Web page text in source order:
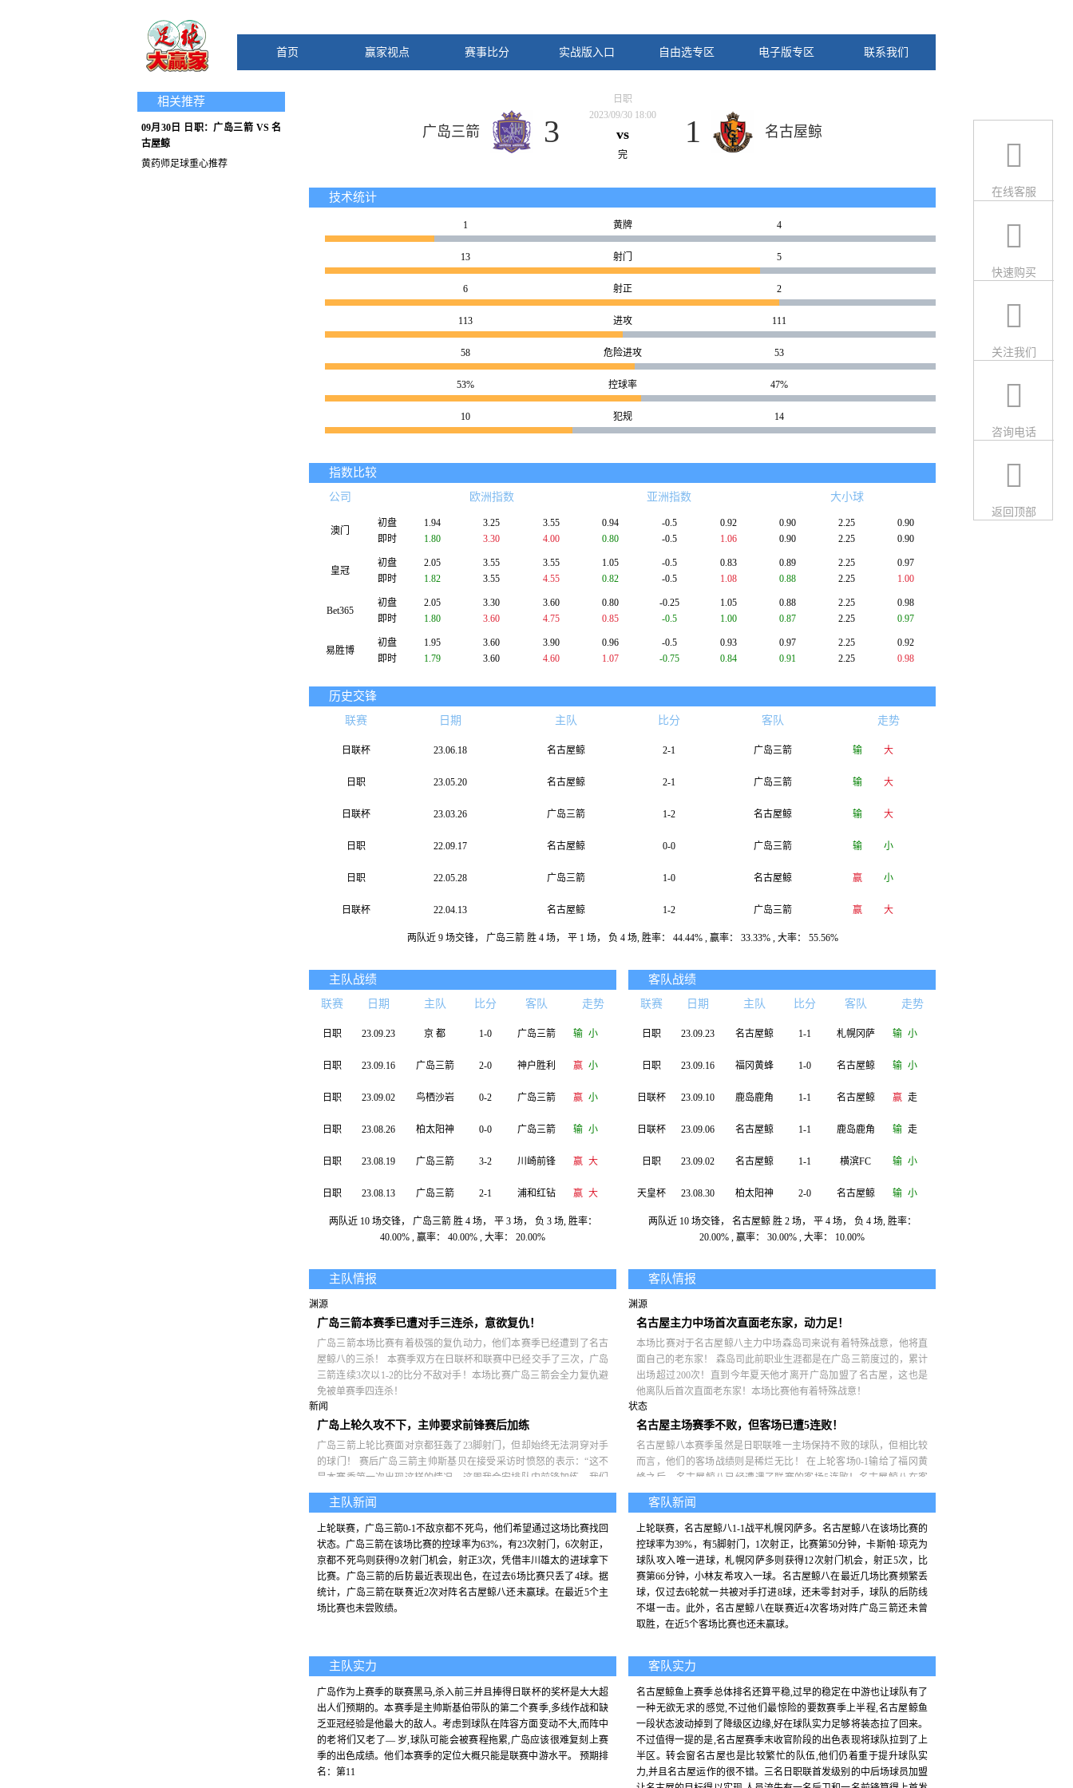
首页 赢家视点 赛事比分 实战版入口 自由选专区 电子版专区 联系我们
相关推荐
黄药师足球重心推荐
09月30日 日职：广岛三箭 VS 名
古屋鲸
日职
2023/09/30 18:00
vs
完
3
广岛三箭 1 名古屋鲸
技术统计
1 黄牌 4
13 射门 5
6 射正 2
113 进攻 111
58 危险进攻 53
53% 控球率 47%
10 犯规 14
指数比较
公司 欧洲指数 亚洲指数 大小球
澳门
初盘
即时
1.94 3.25
3.55
1.80
3.30 4.00
0.94 -0.5
0.92
0.80
-0.5 1.06
0.90 2.25
0.90
0.90
2.25 0.90
皇冠
初盘
即时
2.05 3.55
3.55
1.82
3.55 4.55
1.05 -0.5
0.83
0.82
-0.5 1.08
0.89 2.25
0.97
0.88
2.25 1.00
Bet365
初盘
即时
2.05 3.30
3.60
1.80
3.60 4.75
0.80 -0.25
1.05
0.85
-0.5 1.00
0.88 2.25
0.98
0.87
2.25 0.97
易胜博
初盘
即时
1.95 3.60
3.90
1.79
3.60 4.60
0.96 -0.5
0.93
1.07
-0.75 0.84
0.97 2.25
0.92
0.91
2.25 0.98
历史交锋
联赛 日期 主队 比分 客队 走势
日联杯 23.06.18 名古屋鲸 2-1 广岛三箭 输 大
日职 23.05.20 名古屋鲸 2-1 广岛三箭 输 大
日联杯 23.03.26 广岛三箭 1-2 名古屋鲸 输 大
日职 22.09.17 名古屋鲸 0-0 广岛三箭 输 小
日职 22.05.28 广岛三箭 1-0 名古屋鲸 赢 小
日联杯 22.04.13 名古屋鲸 1-2 广岛三箭 赢 大
22.03.02 广岛三箭 2-0 名古屋鲸
日职 1-0
21.04.14 名古屋鲸 广岛三箭 输
两队近 9 场交锋， 广岛三箭 胜 4 场， 平 1 场， 负 4 场, 胜率： 44.44% , 赢率： 33.33% , 大率： 55.56%
主队战绩
联赛 日期 主队 比分 客队 走势
日职 23.09.23 京 都 1-0 广岛三箭 输 小
日职 23.09.16 广岛三箭 2-0 神户胜利 赢 小
日职 23.09.02 鸟栖沙岩 0-2 广岛三箭 赢 小
日职 23.08.26 柏太阳神 0-0 广岛三箭 输 小
日职 23.08.19 广岛三箭 3-2 川崎前锋 赢 大
日职 23.08.13 广岛三箭 2-1 浦和红钻 赢 大
日职 23.08.05 湘南海洋 1-0 广岛三箭 输 小
天皇杯 23.07.12 广岛三箭 0-2 枥木SC 输 小
日职 23.07.08 广岛三箭 1-1 鹿岛鹿角
两队近 10 场交锋， 广岛三箭 胜 4 场， 平 3 场， 负 3 场, 胜率：
40.00% , 赢率： 40.00% , 大率： 20.00%
客队战绩
联赛 日期 主队 比分 客队 走势
日职 23.09.23 名古屋鲸 1-1 札幌冈萨 输 小
日职 23.09.16 福冈黄蜂 1-0 名古屋鲸 输 小
日联杯 23.09.10 鹿岛鹿角 1-1 名古屋鲸 赢 走
日联杯 23.09.06 名古屋鲸 1-1 鹿岛鹿角 输 走
日职 23.09.02 名古屋鲸 1-1 横滨FC 输 小
天皇杯 23.08.30 柏太阳神 2-0 名古屋鲸 输 小
日职 23.08.26 大阪樱花 3-1 名古屋鲸 输 大
日职 23.08.13 名古屋鲸 1-0 鹿岛鹿角 赢 小
日职 23.08.05 名古屋鲸 1-0 新泻天鹅
两队近 10 场交锋， 名古屋鲸 胜 2 场， 平 4 场， 负 4 场, 胜率：
20.00% , 赢率： 30.00% , 大率： 10.00%
主队情报
渊源
广岛三箭本赛季已遭对手三连杀，意欲复仇！
广岛三箭本场比赛有着极强的复仇动力，他们本赛季已经遭到了名古
屋鲸八的三杀！ 本赛季双方在日联杯和联赛中已经交手了三次，广岛
三箭连续3次以1-2的比分不敌对手！本场比赛广岛三箭会全力复仇避
免被单赛季四连杀！
新闻
广岛上轮久攻不下，主帅要求前锋赛后加练
广岛三箭上轮比赛面对京都狂轰了23脚射门，但却始终无法洞穿对手
的球门！ 赛后广岛三箭主帅斯基贝在接受采访时愤怒的表示：“这不
是本赛季第一次出现这样的情况，这周我会安排队内前锋加练，我们
不能因此再丢分。”
客队情报
渊源
名古屋主力中场首次直面老东家，动力足！
本场比赛对于名古屋鲸八主力中场森岛司来说有着特殊战意，他将直
面自己的老东家！ 森岛司此前职业生涯都是在广岛三箭度过的，累计
出场超过200次！直到今年夏天他才离开广岛加盟了名古屋，这也是
他离队后首次直面老东家！本场比赛他有着特殊战意！
状态
名古屋主场赛季不败，但客场已遭5连败！
名古屋鲸八本赛季虽然是日职联唯一主场保持不败的球队，但相比较
而言，他们的客场战绩则是稀烂无比！ 在上轮客场0-1输给了福冈黄
蜂之后，名古屋鲸八已经遭遇了联赛的客场5连败！名古屋鲸八在客
场毫无战斗力！
名古屋5轮不胜基本退出亚冠席位争夺！
名古屋近期的状态下滑非常明显，上轮回到主场却依旧是被札幌1-1逼
平，无缘三份。 名古屋鲸八最近5轮联赛仅仅拿到了2平3负的战绩，
连续5轮不胜的他们基本退出了亚冠席位的竞争！
主队新闻
上轮联赛，广岛三箭0-1不敌京都不死鸟，他们希望通过这场比赛找回
状态。广岛三箭在该场比赛的控球率为63%，有23次射门，6次射正，
京都不死鸟则获得9次射门机会，射正3次，凭借丰川雄太的进球拿下
比赛。广岛三箭的后防最近表现出色，在过去6场比赛只丢了4球。据
统计，广岛三箭在联赛近2次对阵名古屋鲸八还未赢球。在最近5个主
场比赛也未尝败绩。
客队新闻
上轮联赛，名古屋鲸八1-1战平札幌冈萨多。名古屋鲸八在该场比赛的
控球率为39%，有5脚射门，1次射正，比赛第50分钟，卡斯帕·琼克为
球队攻入唯一进球，札幌冈萨多则获得12次射门机会，射正5次，比
赛第66分钟，小林友希攻入一球。名古屋鲸八在最近几场比赛频繁丢
球，仅过去6轮就一共被对手打进8球，还未零封对手，球队的后防线
不堪一击。此外，名古屋鲸八在联赛近4次客场对阵广岛三箭还未曾
取胜，在近5个客场比赛也还未赢球。
主队实力
广岛作为上赛季的联赛黑马,杀入前三并且捧得日联杯的奖杯是大大超
出人们预期的。本赛季是主帅斯基伯带队的第二个赛季,多线作战和缺
乏亚冠经验是他最大的敌人。考虑到球队在阵容方面变动不大,而阵中
的老将们又老了— 岁,球队可能会被赛程拖累,广岛应该很难复刻上赛
季的出色成绩。他们本赛季的定位大概只能是联赛中游水平。 预期排
名：第11
客队实力
名古屋鲸鱼上赛季总体排名还算平稳,过早的稳定在中游也让球队有了
一种无欲无求的感觉,不过他们最惊险的要数赛季上半程,名古屋鲸鱼
一段状态波动掉到了降级区边缘,好在球队实力足够将装态拉了回来。
不过值得一提的是,名古屋赛季末收官阶段的出色表现将球队拉到了上
半区。转会窗名古屋也是比较繁忙的队伍,他们仍着重于提升球队实
力,并且名古屋运作的很不错。三名日职联首发级别的中后场球员加盟
在线客服
快速购买
关注我们
咨询电话
返回顶部